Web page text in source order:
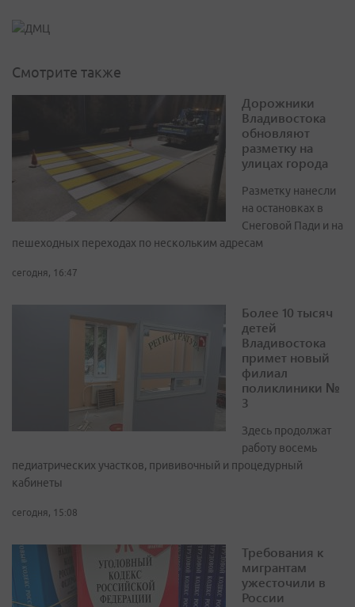
Смотрите также
Дорожники
Владивостока
обновляют
разметку на
улицах города
Разметку нанесли
на остановках в
Снеговой Пади и на
пешеходных переходах по нескольким адресам
сегодня, 16:47
Более 10 тысяч
детей
Владивостока
примет новый
филиал
поликлиники №
3
Здесь продолжат
работу восемь
педиатрических участков, прививочный и процедурный
кабинеты
сегодня, 15:08
Требования к
мигрантам
ужесточили в
России